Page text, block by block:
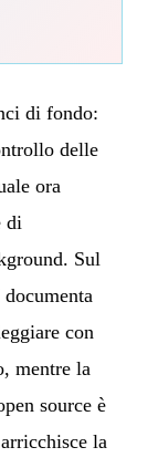
di fondo:
delle
ora
di
Sul
con
mentre la
source è
la